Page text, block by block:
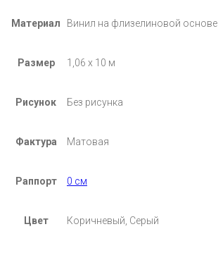
Материал Винил на флизелиновой основе
Размер 1,06 х 10 м
Рисунок Без рисунка
Фактура Матовая
Раппорт 0 см
Цвет Коричневый, Серый